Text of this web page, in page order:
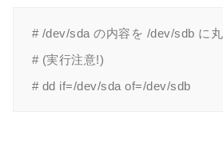
# /dev/sda の内容を /dev/sdb に
# (実行注意!)